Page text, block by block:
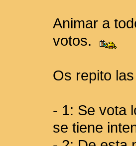
Animar a
votos.
Os repito
- 1: Se vota
se tiene